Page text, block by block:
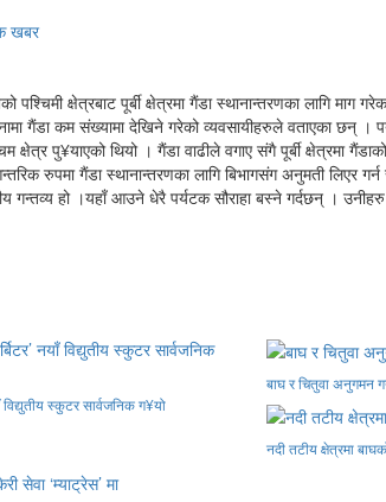
खबर
पश्चिमी क्षेत्रबाट पूर्बी क्षेत्रमा गैंडा स्थानान्तरणका लागि
गैंडा कम संख्यामा देखिने गरेको व्यवसायीहरुले वताएका छन् ।
क्षेत्र पु¥याएको थियो । गैंडा वाढीले वगाए संगै पूर्बी
रुपमा गैंडा स्थानान्तरणका लागि बिभागसंग अनुमती लिएर
गन्तव्य हो ।यहाँ आउने धेरै पर्यटक सौराहा बस्ने गर्दछन् ।
स्कुटर सार्वजनिक ग¥यो
बाघ र चितुवा अनुगमन
नदी तटीय क्षेत्रमा